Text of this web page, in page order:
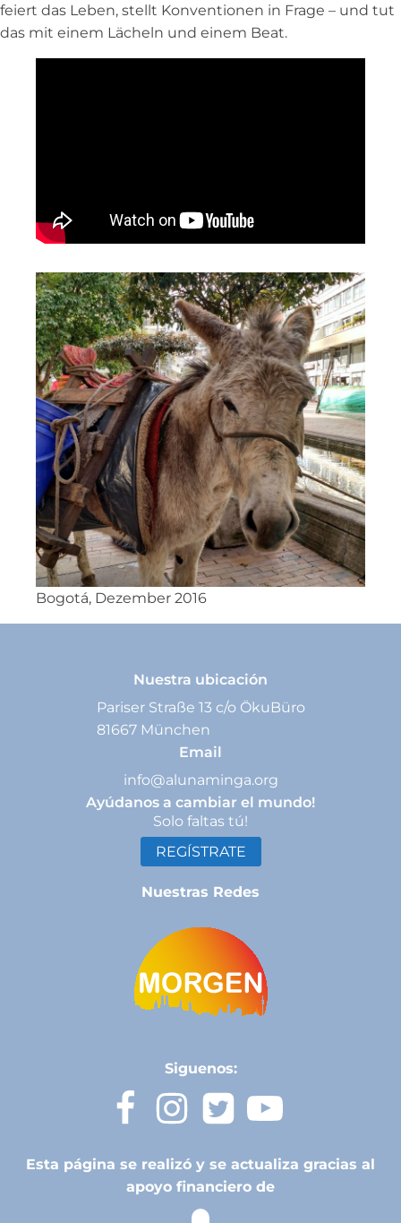
feiert das Leben, stellt Konventionen in Frage – und tut
das mit einem Lächeln und einem Beat.
Bogotá, Dezember 2016
Nuestra ubicación
Pariser Straße 13 c/o ÖkuBüro
81667 München
Email
info@alunaminga.org
Ayúdanos a cambiar el mundo!
Solo faltas tú!
REGÍSTRATE
Nuestras Redes
Siguenos:
Esta página se realizó y se actualiza gracias al
apoyo financiero de